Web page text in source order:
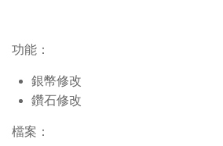
功能：
銀幣修改
鑽石修改
檔案：